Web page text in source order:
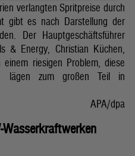
verlangten Spritpreise durch
gibt es nach Darstellung der
Der Hauptgeschäftsführer
& Energy, Christian Küchen,
riesigen Problem, diese
lägen zum großen Teil in
APA/dpa
Wasserkraftwerken